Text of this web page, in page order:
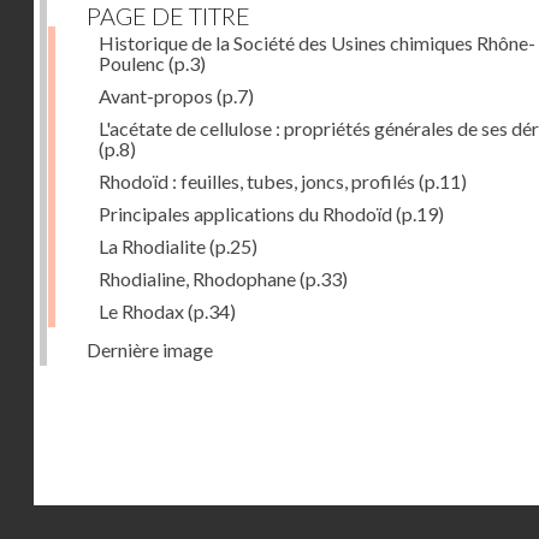
PAGE DE TITRE
Historique de la Société des Usines chimiques Rhône-
Poulenc (p.3)
Avant-propos (p.7)
L'acétate de cellulose : propriétés générales de ses
(p.8)
Rhodoïd : feuilles, tubes, joncs, profilés (p.11)
Principales applications du Rhodoïd(p.19)
La Rhodialite(p.25)
Rhodialine, Rhodophane(p.33)
Le Rhodax(p.34)
Dernière image